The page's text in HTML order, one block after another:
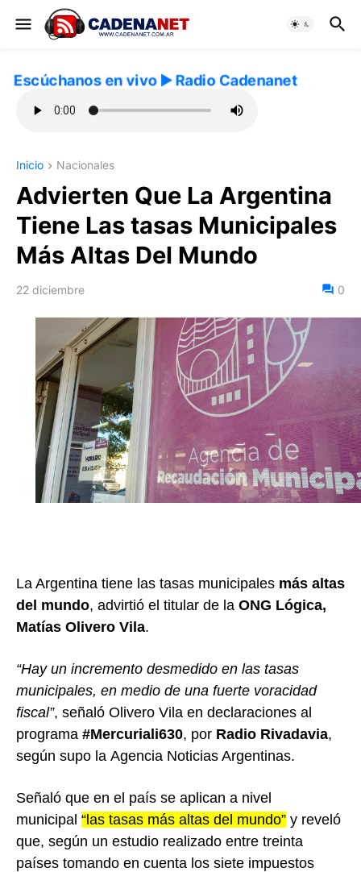
Escúchanos en vivo ▶️ Radio Cadenanet
Inicio Nacionales
Advierten Que La Argentina
Tiene Las tasas Municipales
Más Altas Del Mundo
22 diciembre 0
La Argentina tiene las tasas municipales más altas
del mundo, advirtió el titular de la ONG Lógica,
Matías Olivero Vila.
“Hay un incremento desmedido en las tasas
municipales, en medio de una fuerte voracidad
fiscal”, señaló Olivero Vila en declaraciones al
programa #Mercuriali630, por Radio Rivadavia,
según supo la Agencia Noticias Argentinas.
Señaló que en el país se aplican a nivel
municipal “las tasas más altas del mundo” y reveló
que, según un estudio realizado entre treinta
países tomando en cuenta los siete impuestos